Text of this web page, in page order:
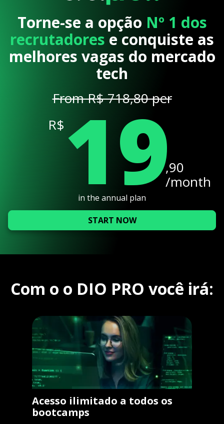
Torne-se a opção Nº 1 dos
recrutadores e conquiste as
melhores vagas do mercado
tech
From R$ 718,80 per
R$ 19,90
/month
in the annual plan
START NOW
Com o o DIO PRO você irá:
Acesso ilimitado a todos os
bootcamps